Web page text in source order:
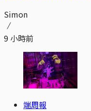
Simon
9 小時前
端周報